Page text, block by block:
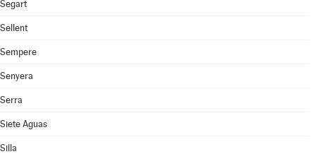
Segart
Sellent
Sempere
Senyera
Serra
Siete Aguas
Silla